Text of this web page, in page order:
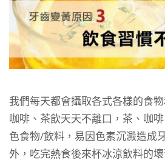
我們每天都會攝取各式各樣的食
咖啡、茶飲天天不離口，茶、咖
色食物/飲料，易因色素沉澱造成
外，吃完熱食後來杯冰涼飲料的